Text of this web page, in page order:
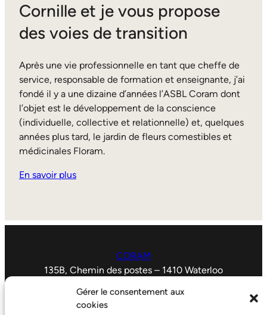
Gérer le consentement aux
cookies
Cornille et je vous propose
des voies de transition
Après une vie professionnelle en tant que cheffe de
service, responsable de formation et enseignante, j’ai
fondé il y a une dizaine d’années l’ASBL Coram dont
l’objet est le développement de la conscience
(individuelle, collective et relationnelle) et, quelques
années plus tard, le jardin de fleurs comestibles et
médicinales Floram.
En savoir plus
CORAM
135B, Chemin des postes – 1410 Waterloo
coram.info@gmail.com